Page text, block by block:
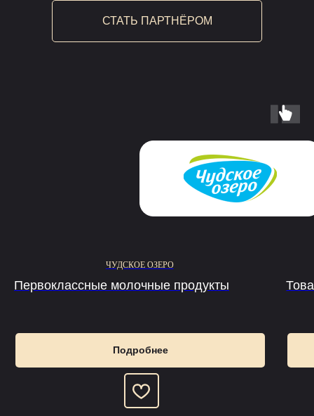
СТАТЬ ПАРТНЁРОМ
ЧУДСКОЕ ОЗЕРО
Первоклассные молочные продукты
Подробнее